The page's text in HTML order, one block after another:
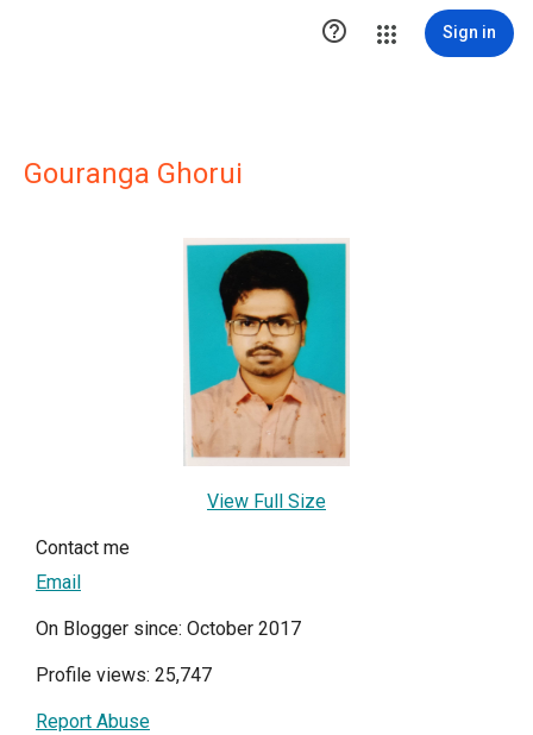
 Sign in
Gouranga Ghorui
View Full Size
Contact me
Email
On Blogger since: October 2017
Profile views: 25,747
Report Abuse